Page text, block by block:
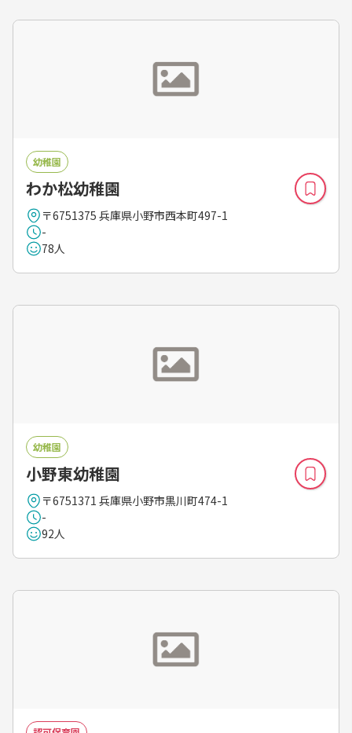
幼稚園
わか松幼稚園
〒6751375 兵庫県小野市西本町497-1
-
78人
幼稚園
小野東幼稚園
〒6751371 兵庫県小野市黒川町474-1
-
92人